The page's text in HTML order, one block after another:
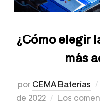
¿Cómo elegir
más
por CEMA Baterías
de 2022
Los